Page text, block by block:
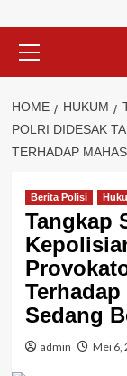
Menu
HOME HUKUM
POLRI DIDESAK
TERHADAP
Berita Polisi
Tangkap
Sedang
admin Mei 6,